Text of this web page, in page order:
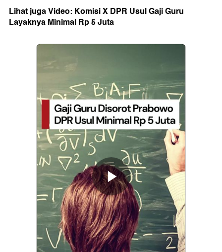
Lihat juga Video: Komisi X DPR Usul Gaji Guru
Layaknya Minimal Rp 5 Juta